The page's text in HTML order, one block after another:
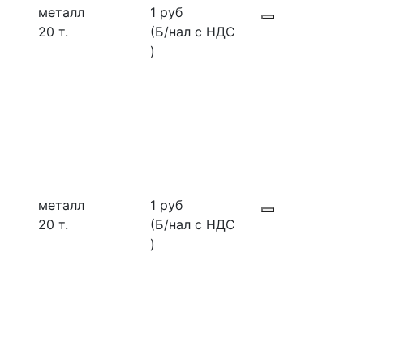
металл
20 т.
1 руб
(Б/нал с НДС
)
металл
20 т.
1 руб
(Б/нал с НДС
)